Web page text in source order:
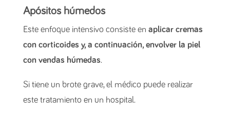
Apósitos húmedos
Este enfoque intensivo consiste en aplicar cremas
con corticoides y, a continuación, envolver la piel
con vendas húmedas.
Si tiene un brote grave, el médico puede realizar
este tratamiento en un hospital.